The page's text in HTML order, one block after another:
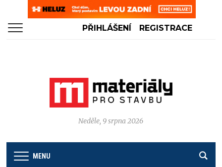
PŘIHLÁŠENÍ REGISTRACE
Neděle, 9 srpna 2026
MENU